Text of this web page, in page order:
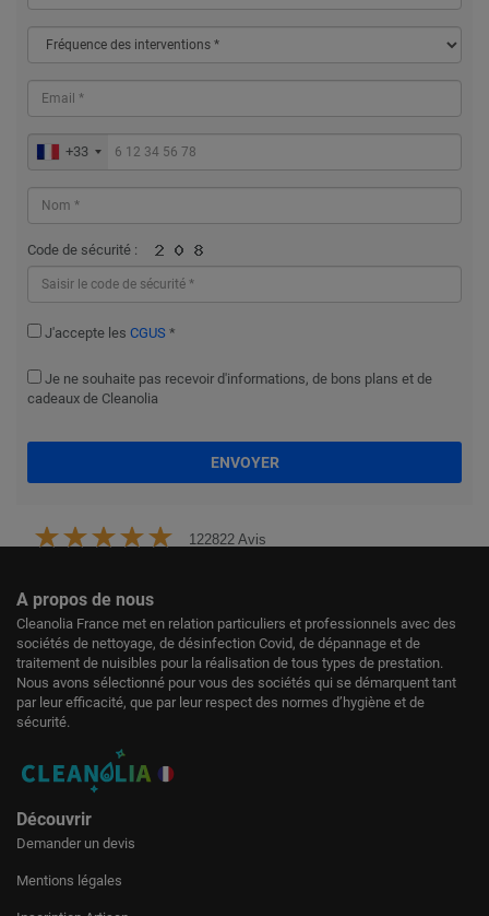
+33
Code de sécurité :
J'accepte les CGUS *
Je ne souhaite pas recevoir d'informations, de bons plans et de
cadeaux de Cleanolia
ENVOYER
122822 Avis
A propos de nous
Cleanolia France met en relation particuliers et professionnels avec des
sociétés de nettoyage, de désinfection Covid, de dépannage et de
traitement de nuisibles pour la réalisation de tous types de prestation.
Nous avons sélectionné pour vous des sociétés qui se démarquent tant
par leur efficacité, que par leur respect des normes d’hygiène et de
sécurité.
Découvrir
Demander un devis
Mentions légales